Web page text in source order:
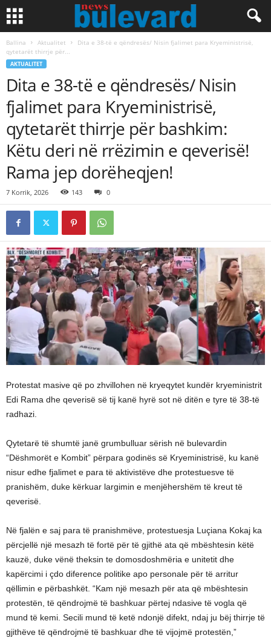
Ballina Aktualitet
Dita e 38-të e qëndresës/ Nisin fjalimet para Kryeministrisë,
qytetarët thirrje për...
AKTUALITET
Dita e 38-të e qëndresës/ Nisin
fjalimet para Kryeministrisë,
qytetarët thirrje për bashkim:
Këtu deri në rrëzimin e qeverisë!
Rama jep dorëheqjen!
7 Korrik, 2026 143 0
Protestat masive që po zhvillohen në kryeqytet kundër kryeministrit
Edi Rama dhe qeverisë së tij kanë hyrë sot në ditën e tyre të 38-të
radhazi.
Qytetarë të shumtë janë grumbulluar sërish në bulevardin
“Dëshmorët e Kombit” përpara godinës së Kryeministrisë, ku kanë
nisur edhe fjalimet e para të aktivistëve dhe protestuesve të
pranishëm, duke kërkuar largimin e menjëhershëm të kreut të
qeverisë.
Në fjalën e saj para të pranishmëve, protestuesja Luçiana Kokaj ka
përcjellë një mesazh të fortë për të gjithë ata që mbështesin këtë
kauzë, duke vënë theksin te domosdoshmëria e unitetit dhe
kapërcimi i çdo diference politike apo personale për të arritur
qëllimin e përbashkët. “Kam një mesazh për ata që mbështesin
protestën, të qëndrojmë të bashkuar përtej ndasive të vogla që
mund të kemi. Secili mund të ketë ndonjë difekt, ndaj ju bëj thirrje të
gjithëve të qëndrojmë të bashkuar dhe të vijojmë protestën,”